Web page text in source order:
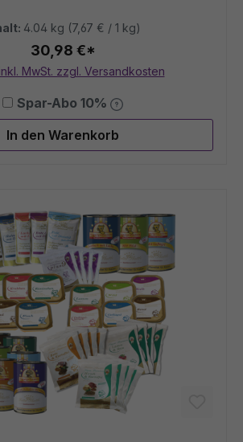
4.04 kg (7,67 € / 1 kg)
30,98 €*
MwSt. zzgl. Versandkosten
Spar-Abo 10%
In den Warenkorb